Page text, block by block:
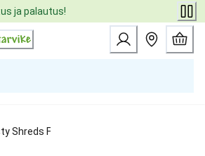
ja palautus!
Shreds Farm Lajitelma 44x80g